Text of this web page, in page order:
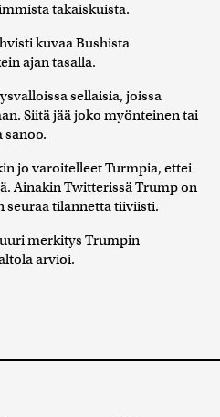
takaiskuista.
kuvaa Bushista
ajan tasalla.
sellaisia, joissa
Siitä jää joko myönteinen tai
sanoo.
jo varoitelleet Turmpia, ettei
Ainakin Twitterissä Trump on
seuraa tilannetta tiiviisti.
merkitys Trumpin
arvioi.